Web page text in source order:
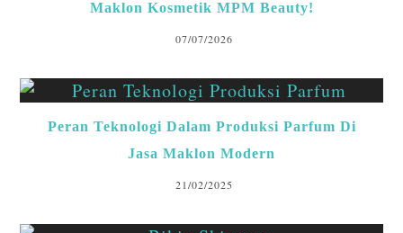
Maklon Kosmetik MPM Beauty!
07/07/2026
Peran Teknologi Dalam Produksi Parfum Di
Jasa Maklon Modern
21/02/2025